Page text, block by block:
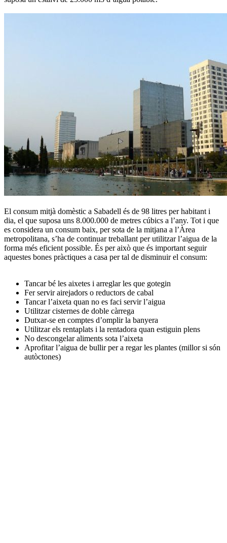
El consum mitjà domèstic a Sabadell és de 98 litres per habitant i
dia, el que suposa uns 8.000.000 de metres cúbics a l’any. Tot i que
es considera un consum baix, per sota de la mitjana a l’Àrea
metropolitana, s’ha de continuar treballant per utilitzar l’aigua de la
forma més eficient possible. És per això que és important seguir
aquestes bones pràctiques a casa per tal de disminuir el consum:
Tancar bé les aixetes i arreglar les que gotegin
Fer servir airejadors o reductors de cabal
Tancar l’aixeta quan no es faci servir l’aigua
Utilitzar cisternes de doble càrrega
Dutxar-se en comptes d’omplir la banyera
Utilitzar els rentaplats i la rentadora quan estiguin plens
No descongelar aliments sota l’aixeta
Aprofitar l’aigua de bullir per a regar les plantes (millor si són
autòctones)